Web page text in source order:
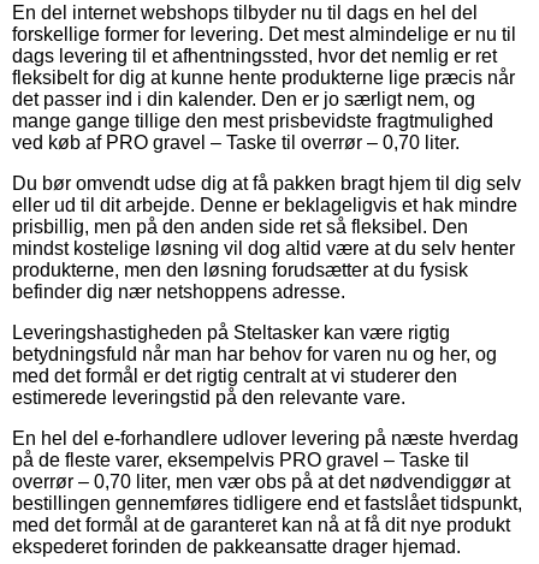
En del internet webshops tilbyder nu til dags en hel del
forskellige former for levering. Det mest almindelige er nu til
dags levering til et afhentningssted, hvor det nemlig er ret
fleksibelt for dig at kunne hente produkterne lige præcis når
det passer ind i din kalender. Den er jo særligt nem, og
mange gange tillige den mest prisbevidste fragtmulighed
ved køb af PRO gravel – Taske til overrør – 0,70 liter.
Du bør omvendt udse dig at få pakken bragt hjem til dig selv
eller ud til dit arbejde. Denne er beklageligvis et hak mindre
prisbillig, men på den anden side ret så fleksibel. Den
mindst kostelige løsning vil dog altid være at du selv henter
produkterne, men den løsning forudsætter at du fysisk
befinder dig nær netshoppens adresse.
Leveringshastigheden på Steltasker kan være rigtig
betydningsfuld når man har behov for varen nu og her, og
med det formål er det rigtig centralt at vi studerer den
estimerede leveringstid på den relevante vare.
En hel del e-forhandlere udlover levering på næste hverdag
på de fleste varer, eksempelvis PRO gravel – Taske til
overrør – 0,70 liter, men vær obs på at det nødvendiggør at
bestillingen gennemføres tidligere end et fastslået tidspunkt,
med det formål at de garanteret kan nå at få dit nye produkt
ekspederet forinden de pakkeansatte drager hjemad.